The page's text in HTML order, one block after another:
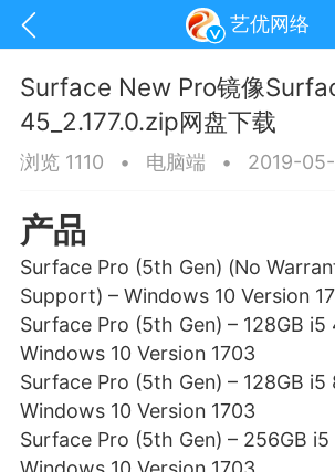
艺优网络
手机 系统
Surface New Pro镜像
45_2.177.0.zip网盘下载
浏览 1110 • 电脑端 • 2019-05-
产品
Surface Pro (5th Gen) (No
Support) – Windows 10 Version
Surface Pro (5th Gen) – 128GB i5
Windows 10 Version 1703
Surface Pro (5th Gen) – 128GB i5
Windows 10 Version 1703
Surface Pro (5th Gen) – 256GB i5